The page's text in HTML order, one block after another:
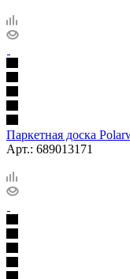
Паркетная доска
Арт.: 689013171